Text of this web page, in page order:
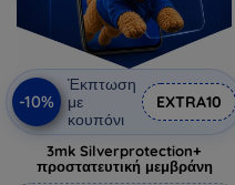
-10%
Έκπτωση
με
κουπόνι
EXTRA10
3mk Silverprotection+
προστατευτική μεμβράνη